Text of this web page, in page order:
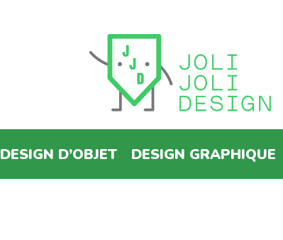
DESIGN D’OBJET DESIGN GRAPHIQUE